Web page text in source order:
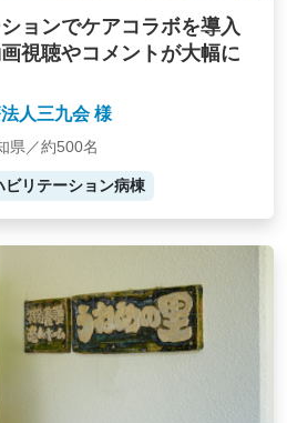
ョンでケアコラボを導入
視聴やコメントが大幅に
人三九会 様
県／約500名
ビリテーション病棟